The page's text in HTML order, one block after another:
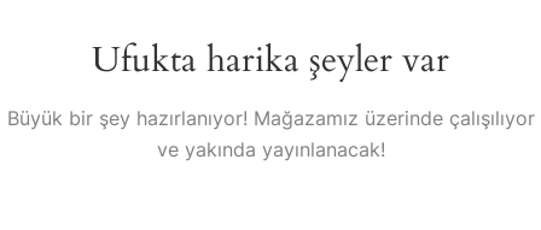
Ufukta harika şeyler var
Büyük bir şey hazırlanıyor! Mağazamız üzerinde çalışılıyor
ve yakında yayınlanacak!